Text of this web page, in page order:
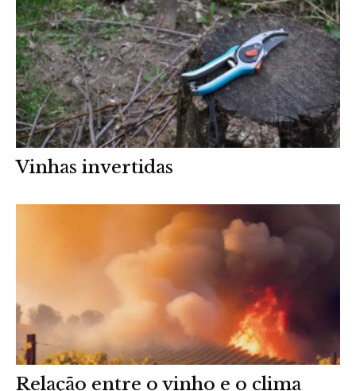
Vinhas invertidas
Relação entre o vinho e o clima